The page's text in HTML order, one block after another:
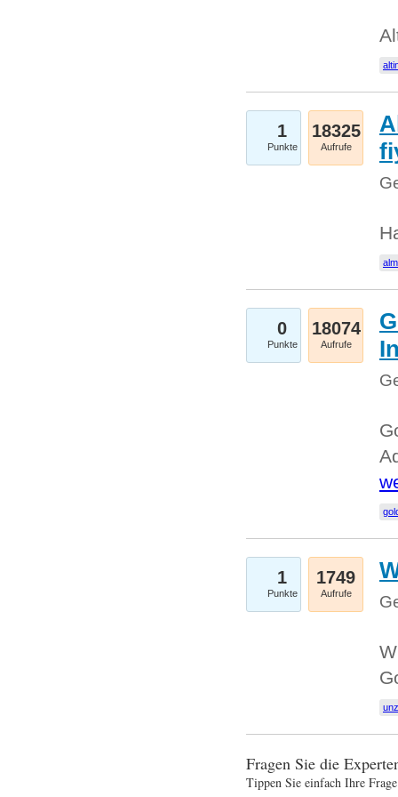
1
Punkte
18325
Aufrufe
0
Punkte
18074
Aufrufe
1
Punkte
1749
Aufrufe
Fragen Sie die
Tippen Sie einfach Ihre